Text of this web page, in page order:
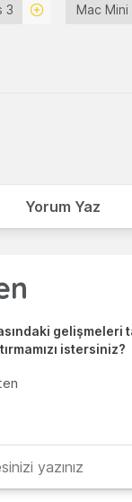
3 Mac Mini
Yorum Yaz
gelişmeleri
istersiniz?